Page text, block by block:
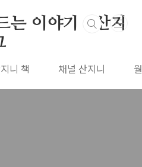
는 이야기 : 산지
니 책 채널 산지니